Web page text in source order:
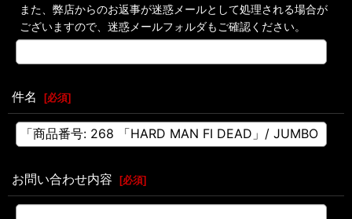
また、弊店からのお返事が迷惑メールとして処理される場合が
ございますので、迷惑メールフォルダもご確認ください。
件名 [必須]
お問い合わせ内容 [必須]